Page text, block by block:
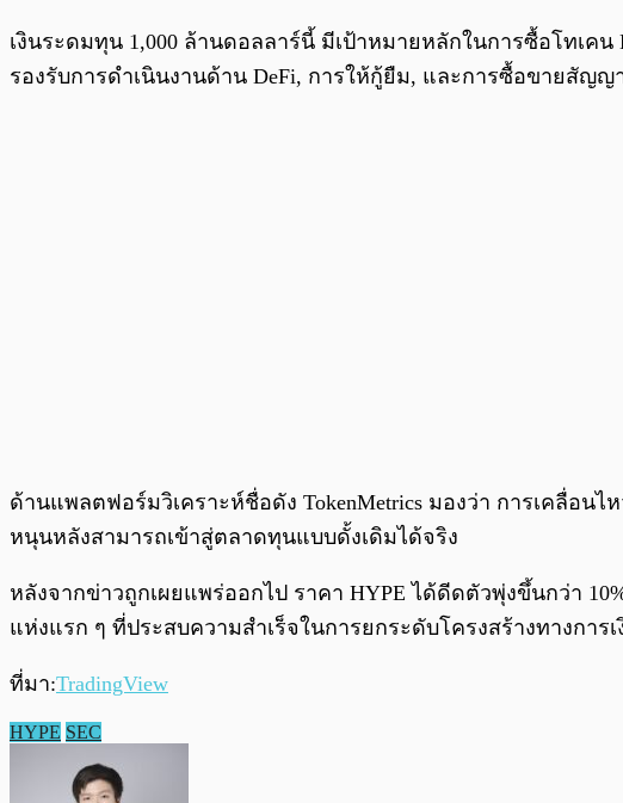
เงินระดมทุน 1,000 ล้านดอลลาร์นี้ มีเป้าหมายหลักในการซื้อโทเ
รองรับการดำเนินงานด้าน DeFi, การให้กู้ยืม, และการซื้อขายสัญญา
ด้านแพลตฟอร์มวิเคราะห์ชื่อดัง TokenMetrics มองว่า การเคลื่อน
หนุนหลังสามารถเข้าสู่ตลาดทุนแบบดั้งเดิมได้จริง
หลังจากข่าวถูกเผยแพร่ออกไป ราคา HYPE ได้ดีดตัวพุ่งขึ้นกว่า
แห่งแรก ๆ ที่ประสบความสำเร็จในการยกระดับโครงสร้างทางการ
ที่มา:TradingView
HYPE SEC